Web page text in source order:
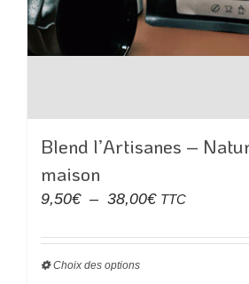
Blend l’Artisanes –
maison
9,50€ – 38,00€Plage
prix :
TTC
Choix des optionsCe